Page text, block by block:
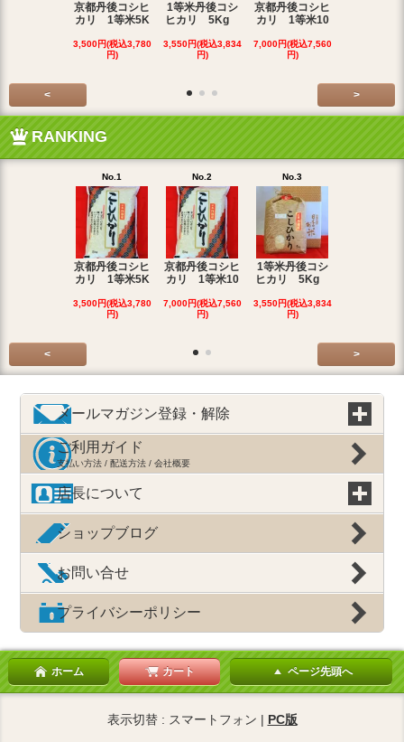
京都丹後コシヒ
カリ 1等米5K
3,500円(税込3,780
円)
1等米丹後コシ
ヒカリ 5Kg
3,550円(税込3,834
円)
京都丹後コシヒ
カリ 1等米10
7,000円(税込7,560
円)
< >
RANKING
No.1
京都丹後コシヒ
カリ 1等米5K
3,500円(税込3,780
円)
No.2
京都丹後コシヒ
カリ 1等米10
7,000円(税込7,560
円)
No.3
1等米丹後コシ
ヒカリ 5Kg
3,550円(税込3,834
円)
< >
メールマガジン登録・解除
ご利用ガイド
支払い方法 / 配送方法 / 会社概要
店長について
ショップブログ
お問い合せ
プライバシーポリシー
ホーム カート ページ先頭へ
表示切替 : スマートフォン | PC版